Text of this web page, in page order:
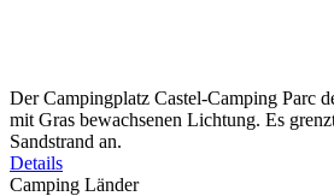
Der Campingplatz Castel-Camping Parc
mit Gras bewachsenen Lichtung. Es
Sandstrand an.
Details
Camping Länder